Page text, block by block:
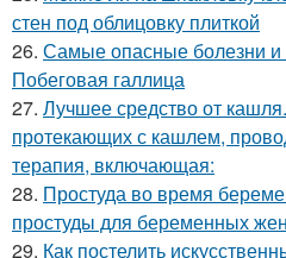
стен под облицовку плиткой
26. Самые опасные болезни
Побеговая галлица
27. Лучшее средство от
протекающих с кашлем,
терапия, включающая:
28. Простуда во время
простуды для беременных
29. Как постелить